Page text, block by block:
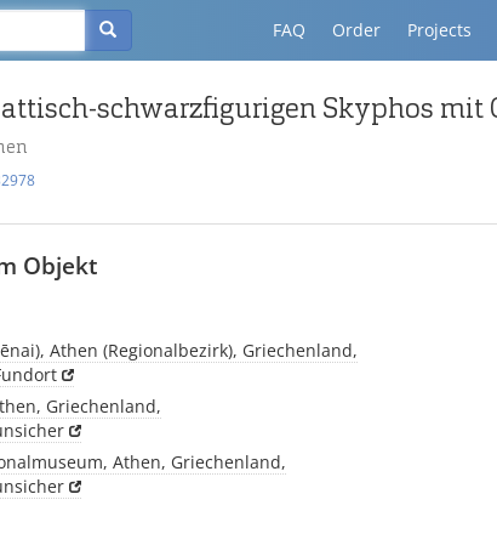
FAQ Order Projects
Objekt
Athen (Regionalbezirk), Griechenland,
Griechenland,
Athen, Griechenland,